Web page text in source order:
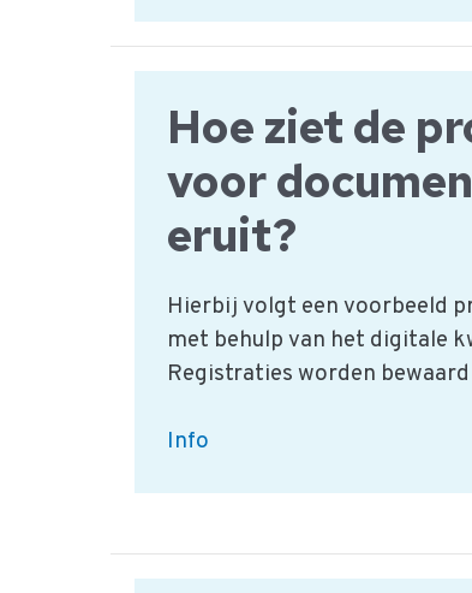
dag
Hoe ziet de
voor
eruit?
Hierbij volgt een voorbeeld
met behulp van het digitale
Registraties worden
Hoe
voor
Info